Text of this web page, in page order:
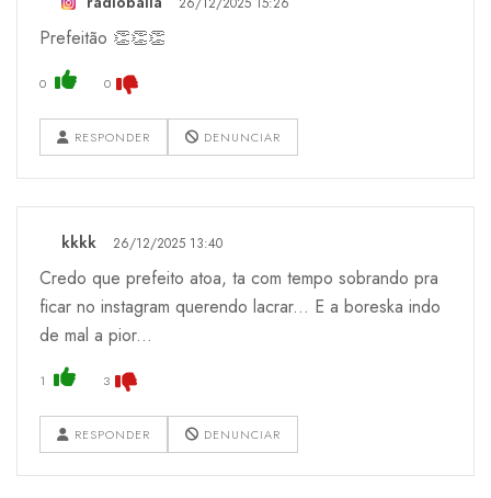
Prefeitão 👏👏👏
0 0
RESPONDER DENUNCIAR
kkkk 26/12/2025 13:40
Credo que prefeito atoa, ta com tempo sobrando pra
ficar no instagram querendo lacrar... E a boreska indo
de mal a pior...
1 3
RESPONDER DENUNCIAR